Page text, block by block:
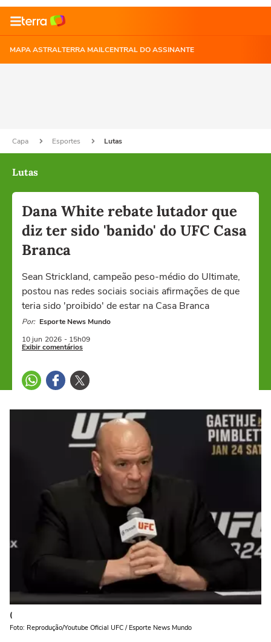
MAPA ASTRALTERRA MAILCENTRAL DO ASSINANTE
Capa Esportes Lutas
Lutas
Dana White rebate lutador que
diz ter sido 'banido' do UFC Casa
Branca
Sean Strickland, campeão peso-médio do Ultimate,
postou nas redes sociais sociais afirmações de que
teria sido 'proibido' de estar na Casa Branca
Por: Esporte News Mundo
10 jun 2026 - 15h09
Exibir comentários
(
Foto: Reprodução/Youtube Oficial UFC / Esporte News Mundo